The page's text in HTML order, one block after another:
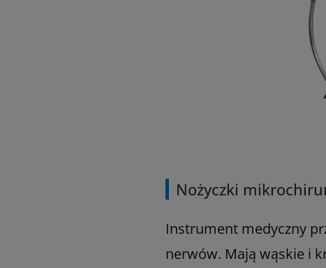
Nożyczki
Instrument medyczny
nerwów. Mają wąskie i